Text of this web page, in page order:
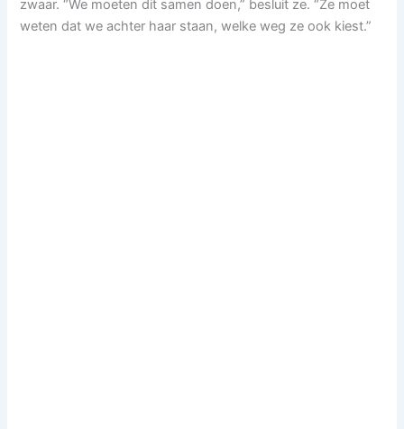
zwaar. “We moeten dit samen doen,” besluit ze. “Ze moet
weten dat we achter haar staan, welke weg ze ook kiest.”